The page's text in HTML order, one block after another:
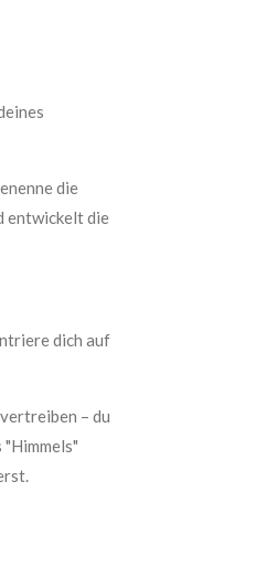
die
entwickelt die
dich auf
– du